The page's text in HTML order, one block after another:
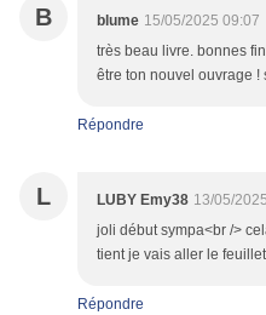
B blume 15/05/2025 09:07
très beau livre. bonnes
être ton nouvel ouvrage !
Répondre
L LUBY Emy38 13/05/
joli début sympa<br />
tient je vais aller le
Répondre